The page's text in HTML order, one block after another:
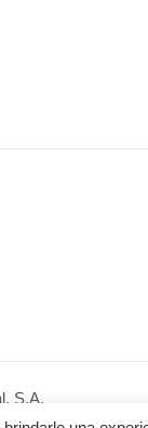
S.A.